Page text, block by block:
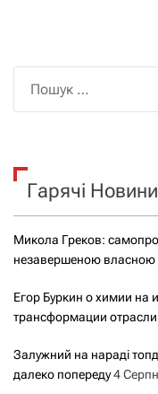
к
Гарячі Новини
Микола Греков:
незавершеною
Егор Буркин о химии на
трансформации отрасли
Залужний на нараді
далеко попереду4